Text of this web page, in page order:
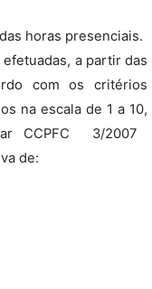
horas presenciais.
efetuadas, a partir das
com os critérios
na escala de 1 a 10,
CCPFC  3/2007 
de: